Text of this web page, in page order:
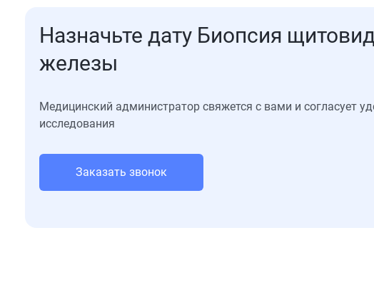
Назначьте дату Биопсия
железы
Медицинский администратор свяжется с вами и согласует
исследования
Заказать звонок